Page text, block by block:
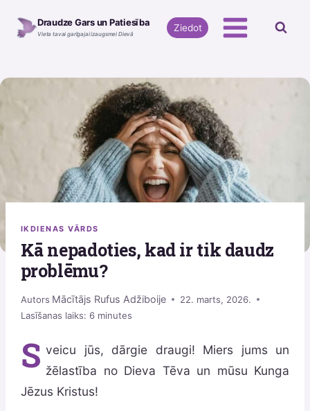
Draudze Gars un Patiesība
Vieta tavai garīgajai izaugsmei Dievā
Ziedot
IKDIENAS VĀRDS
Kā nepadoties, kad ir tik daudz
problēmu?
Autors Mācītājs Rufus Adžiboije
22. marts, 2026.
Lasīšanas laiks: 6 minutes
S veicu jūs, dārgie draugi! Miers jums un
žēlastība no Dieva Tēva un mūsu Kunga
Jēzus Kristus!